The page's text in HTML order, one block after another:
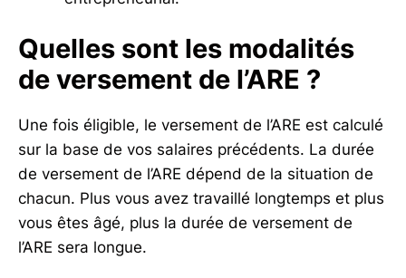
Quelles sont les modalités
de versement de l’ARE ?
Une fois éligible, le versement de l’ARE est calculé
sur la base de vos salaires précédents. La durée
de versement de l’ARE dépend de la situation de
chacun. Plus vous avez travaillé longtemps et plus
vous êtes âgé, plus la durée de versement de
l’ARE sera longue.